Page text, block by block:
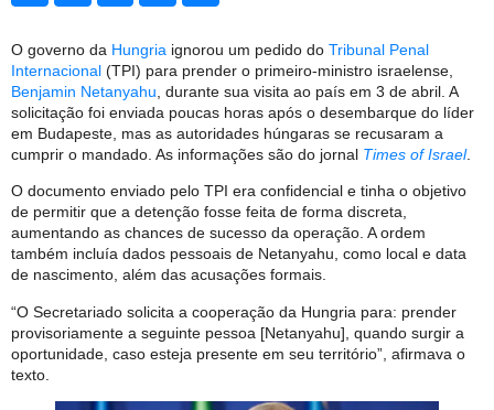
O governo da Hungria ignorou um pedido do Tribunal Penal
Internacional (TPI) para prender o primeiro-ministro israelense,
Benjamin Netanyahu , durante sua visita ao país em 3 de abril. A
solicitação foi enviada poucas horas após o desembarque do líder
em Budapeste, mas as autoridades húngaras se recusaram a
cumprir o mandado. As informações são do jornal Times of Israel.
O documento enviado pelo TPI era confidencial e tinha o objetivo
de permitir que a detenção fosse feita de forma discreta,
aumentando as chances de sucesso da operação. A ordem
também incluía dados pessoais de Netanyahu, como local e data
de nascimento, além das acusações formais.
“O Secretariado solicita a cooperação da Hungria para: prender
provisoriamente a seguinte pessoa [Netanyahu], quando surgir a
oportunidade, caso esteja presente em seu território”, afirmava o
texto.